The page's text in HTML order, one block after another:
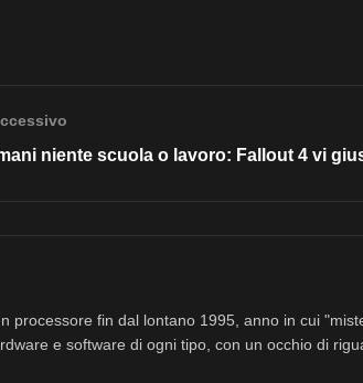
niente scuola o lavoro: Fallout 4 vi
fin dal lontano 1995, anno in cui
e software di ogni tipo, con un occhio di